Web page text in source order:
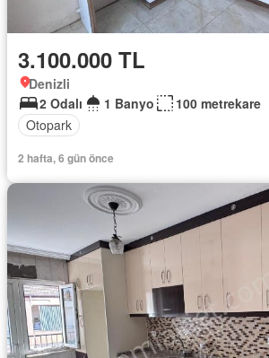
3.100.000 TL
Denizli
2 Odalı
1 Banyo
100 metrekare
Otopark
2 hafta, 6 gün önce